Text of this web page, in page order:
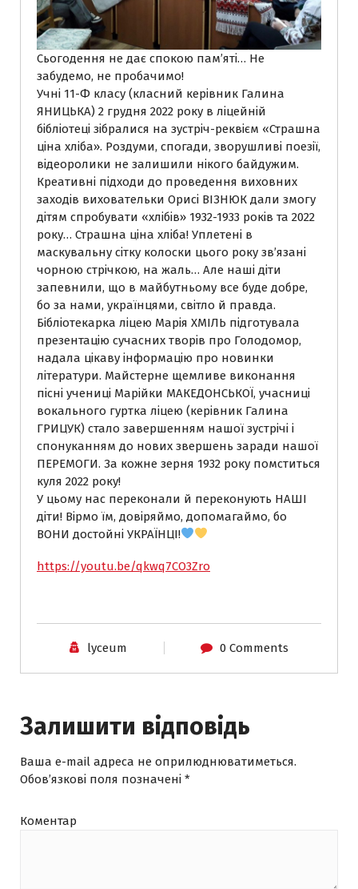
Сьогодення не дає спокою пам’яті… Не
забудемо, не пробачимо!
Учні 11-Ф класу (класний керівник Галина
ЯНИЦЬКА) 2 грудня 2022 року в ліцейній
бібліотеці зібралися на зустріч-реквієм «Страшна
ціна хліба». Роздуми, спогади, зворушливі поезії,
відеоролики не залишили нікого байдужим.
Креативні підходи до проведення виховних
заходів виховательки Орисі ВІЗНЮК дали змогу
дітям спробувати «хлібів» 1932-1933 років та 2022
року… Страшна ціна хліба! Уплетені в
маскувальну сітку колоски цього року зв’язані
чорною стрічкою, на жаль… Але наші діти
запевнили, що в майбутньому все буде добре,
бо за нами, українцями, світло й правда.
Бібліотекарка ліцею Марія ХМІЛЬ підготувала
презентацію сучасних творів про Голодомор,
надала цікаву інформацію про новинки
літератури. Майстерне щемливе виконання
пісні учениці Марійки МАКЕДОНСЬКОЇ, учасниці
вокального гуртка ліцею (керівник Галина
ГРИЦУК) стало завершенням нашої зустрічі і
спонуканням до нових звершень заради нашої
ПЕРЕМОГИ. За кожне зерня 1932 року помститься
куля 2022 року!
У цьому нас переконали й переконують НАШІ
діти! Вірмо їм, довіряймо, допомагаймо, бо
ВОНИ достойні УКРАЇНЦІ!
https://youtu.be/qkwq7CO3Zro
lyceum 0 Comments
Залишити відповідь
Ваша e-mail адреса не оприлюднюватиметься.
Обов’язкові поля позначені *
Коментар